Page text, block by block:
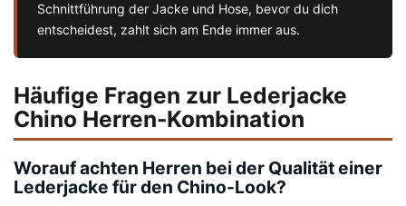
Schnittführung der Jacke und Hose, bevor du dich
entscheidest, zahlt sich am Ende immer aus.
Häufige Fragen zur Lederjacke
Chino Herren-Kombination
Worauf achten Herren bei der Qualität einer
Lederjacke für den Chino-Look?